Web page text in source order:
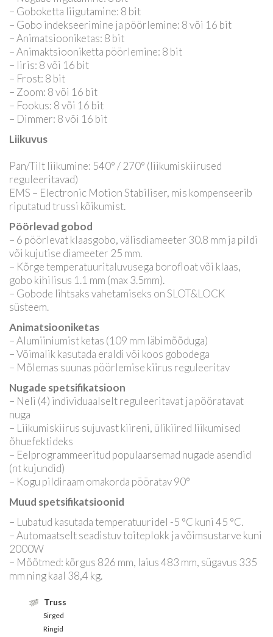
– Goboketta liigutamine: 8 bit
– Gobo indekseerimine ja pöörlemine: 8 või 16 bit
– Animatsiooniketas: 8 bit
– Animaktsiooniketta pöörlemine: 8 bit
– Iiris: 8 või 16 bit
– Frost: 8 bit
– Zoom: 8 või 16 bit
– Fookus: 8 või 16 bit
– Dimmer: 8 või 16 bit
Liikuvus
Pan/Tilt liikumine: 540° / 270° (liikumiskiirused
reguleeritavad)
EMS – Electronic Motion Stabiliser, mis kompenseerib
riputatud trussi kõikumist.
Pöörlevad gobod
– 6 pöörlevat klaasgobo, välisdiameeter 30.8 mm ja pildi
või kujutise diameeter 25 mm.
– Kõrge temperatuuritaluvusega borofloat või klaas,
gobo kihilisus 1.1 mm (max 3.5mm).
– Gobode lihtsaks vahetamiseks on SLOT&LOCK
süsteem.
Animatsiooniketas
– Alumiiniumist ketas (109 mm läbimõõduga)
– Võimalik kasutada eraldi või koos gobodega
– Mõlemas suunas pöörlemise kiirus reguleeritav
Nugade spetsifikatsioon
– Neli (4) individuaalselt reguleeritavat ja pööratavat
nuga
– Liikumiskiirus sujuvast kiireni, ülikiired liikumised
õhuefektideks
– Eelprogrammeeritud populaarsemad nugade asendid
(nt kujundid)
– Kogu pildiraam omakorda pööratav 90°
Muud spetsifikatsioonid
– Lubatud kasutada temperatuuridel -5 °C kuni 45 °C.
– Automaatselt seadistuv toiteplokk ja võimsustarve kuni
2000W
– Mõõtmed: kõrgus 826 mm, laius 483 mm, sügavus 335
mm ning kaal 38,4 kg.
Truss
Sirged
Ringid